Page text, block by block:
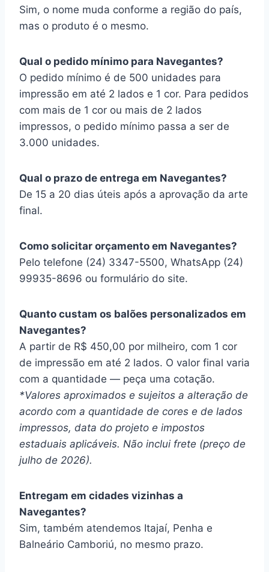
Sim, o nome muda conforme a região do país,
mas o produto é o mesmo.
Qual o pedido mínimo para Navegantes?
O pedido mínimo é de 500 unidades para
impressão em até 2 lados e 1 cor. Para pedidos
com mais de 1 cor ou mais de 2 lados
impressos, o pedido mínimo passa a ser de
3.000 unidades.
Qual o prazo de entrega em Navegantes?
De 15 a 20 dias úteis após a aprovação da arte
final.
Como solicitar orçamento em Navegantes?
Pelo telefone (24) 3347-5500, WhatsApp (24)
99935-8696 ou formulário do site.
Quanto custam os balões personalizados em
Navegantes?
A partir de R$ 450,00 por milheiro, com 1 cor
de impressão em até 2 lados. O valor final varia
com a quantidade — peça uma cotação.
*Valores aproximados e sujeitos a alteração de
acordo com a quantidade de cores e de lados
impressos, data do projeto e impostos
estaduais aplicáveis. Não inclui frete (preço de
julho de 2026).
Entregam em cidades vizinhas a
Navegantes?
Sim, também atendemos Itajaí, Penha e
Balneário Camboriú, no mesmo prazo.